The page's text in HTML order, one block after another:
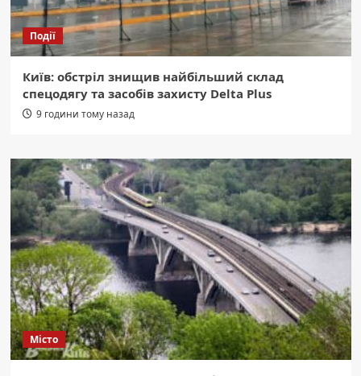
Події
Київ: обстріл знищив найбільший склад
спецодягу та засобів захисту Delta Plus
9 години тому назад
Місто